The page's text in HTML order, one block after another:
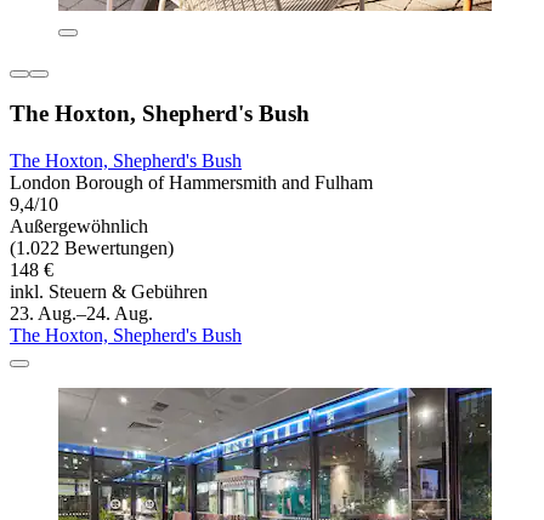
The Hoxton, Shepherd's Bush
The Hoxton, Shepherd's Bush
London Borough of Hammersmith and Fulham
9,4/10
Außergewöhnlich
(1.022 Bewertungen)
148 €
inkl. Steuern & Gebühren
23. Aug.–24. Aug.
The Hoxton, Shepherd's Bush